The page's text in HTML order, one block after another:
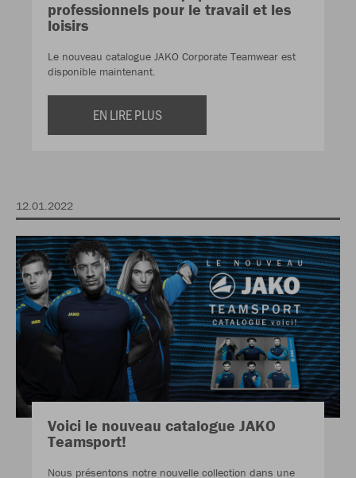
professionnels pour le travail et les
loisirs
Le nouveau catalogue JAKO Corporate Teamwear est
disponible maintenant.
EN LIRE PLUS
12.01.2022
Voici le nouveau catalogue JAKO
Teamsport!
Nous présentons notre nouvelle collection dans une